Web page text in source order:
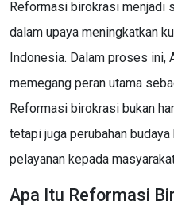
Reformasi birokrasi menjadi
dalam upaya meningkatkan
Indonesia. Dalam proses ini,
memegang peran utama
Reformasi birokrasi bukan
tetapi juga perubahan
pelayanan kepada
Apa Itu Reformasi